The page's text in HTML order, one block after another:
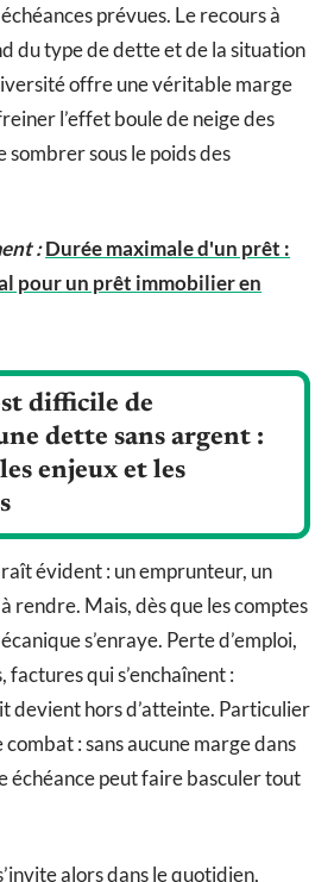
prévues. Le recours à
du type de dette et de la situation
offre une véritable marge
l’effet boule de neige des
sous le poids des
:Durée maximale d'un prêt :
pour un prêt immobilier en
difficile de
dette sans argent :
enjeux et les
évident : un emprunteur, un
rendre. Mais, dès que les comptes
s’enraye. Perte d’emploi,
factures qui s’enchaînent :
devient hors d’atteinte. Particulier
: sans aucune marge dans
échéance peut faire basculer tout
alors dans le quotidien,